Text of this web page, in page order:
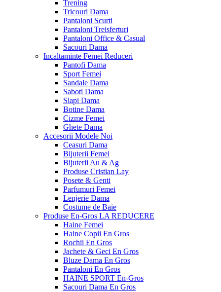
Trening
Tricouri Dama
Pantaloni Scurti
Pantaloni Treisferturi
Pantaloni Office & Casual
Sacouri Dama
Incaltaminte Femei Reduceri
Pantofi Dama
Sport Femei
Sandale Dama
Saboti Dama
Slapi Dama
Botine Dama
Cizme Femei
Ghete Dama
Accesorii Modele Noi
Ceasuri Dama
Bijuterii Femei
Bijuterii Au & Ag
Produse Cristian Lay
Posete & Genti
Parfumuri Femei
Lenjerie Dama
Costume de Baie
Produse En-Gros LA REDUCERE
Haine Femei
Haine Copii En Gros
Rochii En Gros
Jachete & Geci En Gros
Bluze Dama En Gros
Pantaloni En Gros
HAINE SPORT En-Gros
Sacouri Dama En Gros